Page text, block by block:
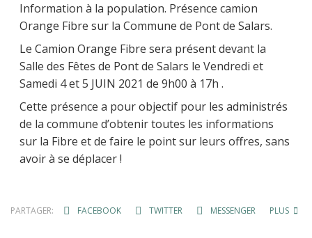
Information à la population. Présence camion
Orange Fibre sur la Commune de Pont de Salars.
Le Camion Orange Fibre sera présent devant la
Salle des Fêtes de Pont de Salars le Vendredi et
Samedi 4 et 5 JUIN 2021 de 9h00 à 17h .
Cette présence a pour objectif pour les administrés
de la commune d’obtenir toutes les informations
sur la Fibre et de faire le point sur leurs offres, sans
avoir à se déplacer !
PARTAGER: FACEBOOK TWITTER MESSENGER PLUS